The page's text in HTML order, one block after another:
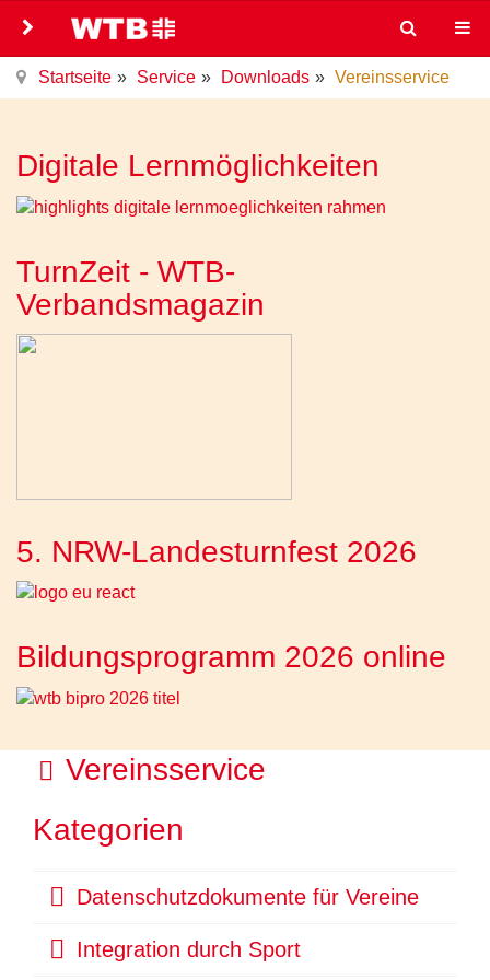
Startseite Service Downloads Vereinsservice
Digitale Lernmöglichkeiten
TurnZeit - WTB-
Verbandsmagazin
5. NRW-Landesturnfest 2026
Bildungsprogramm 2026 online
O
d
n
r
Vereinsservice
Kategorien
O
d
Datenschutzdokumente für Vereine
O
Integration durch Sport